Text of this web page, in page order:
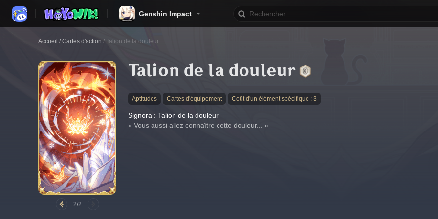
Genshin Impact
Accueil / Cartes d'action / Talion de la douleur
2/2
Talion de la douleur
Aptitudes Cartes d'équipement Coût d'un élément spécifique : 3
Signora : Talion de la douleur
« Vous aussi allez connaître cette douleur... »